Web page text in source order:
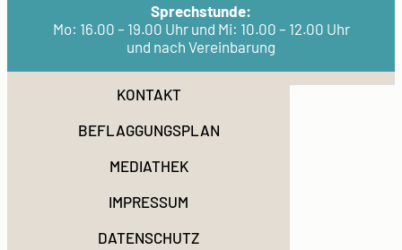
Sprechstunde:
Mo: 16.00 – 19.00 Uhr und Mi: 10.00 – 12.00 Uhr
und nach Vereinbarung
KONTAKT
BEFLAGGUNGSPLAN
MEDIATHEK
IMPRESSUM
DATENSCHUTZ